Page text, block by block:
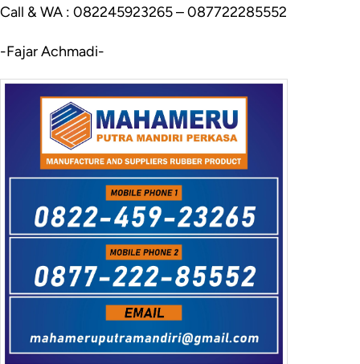
Call & WA : 082245923265 – 087722285552
-Fajar Achmadi-